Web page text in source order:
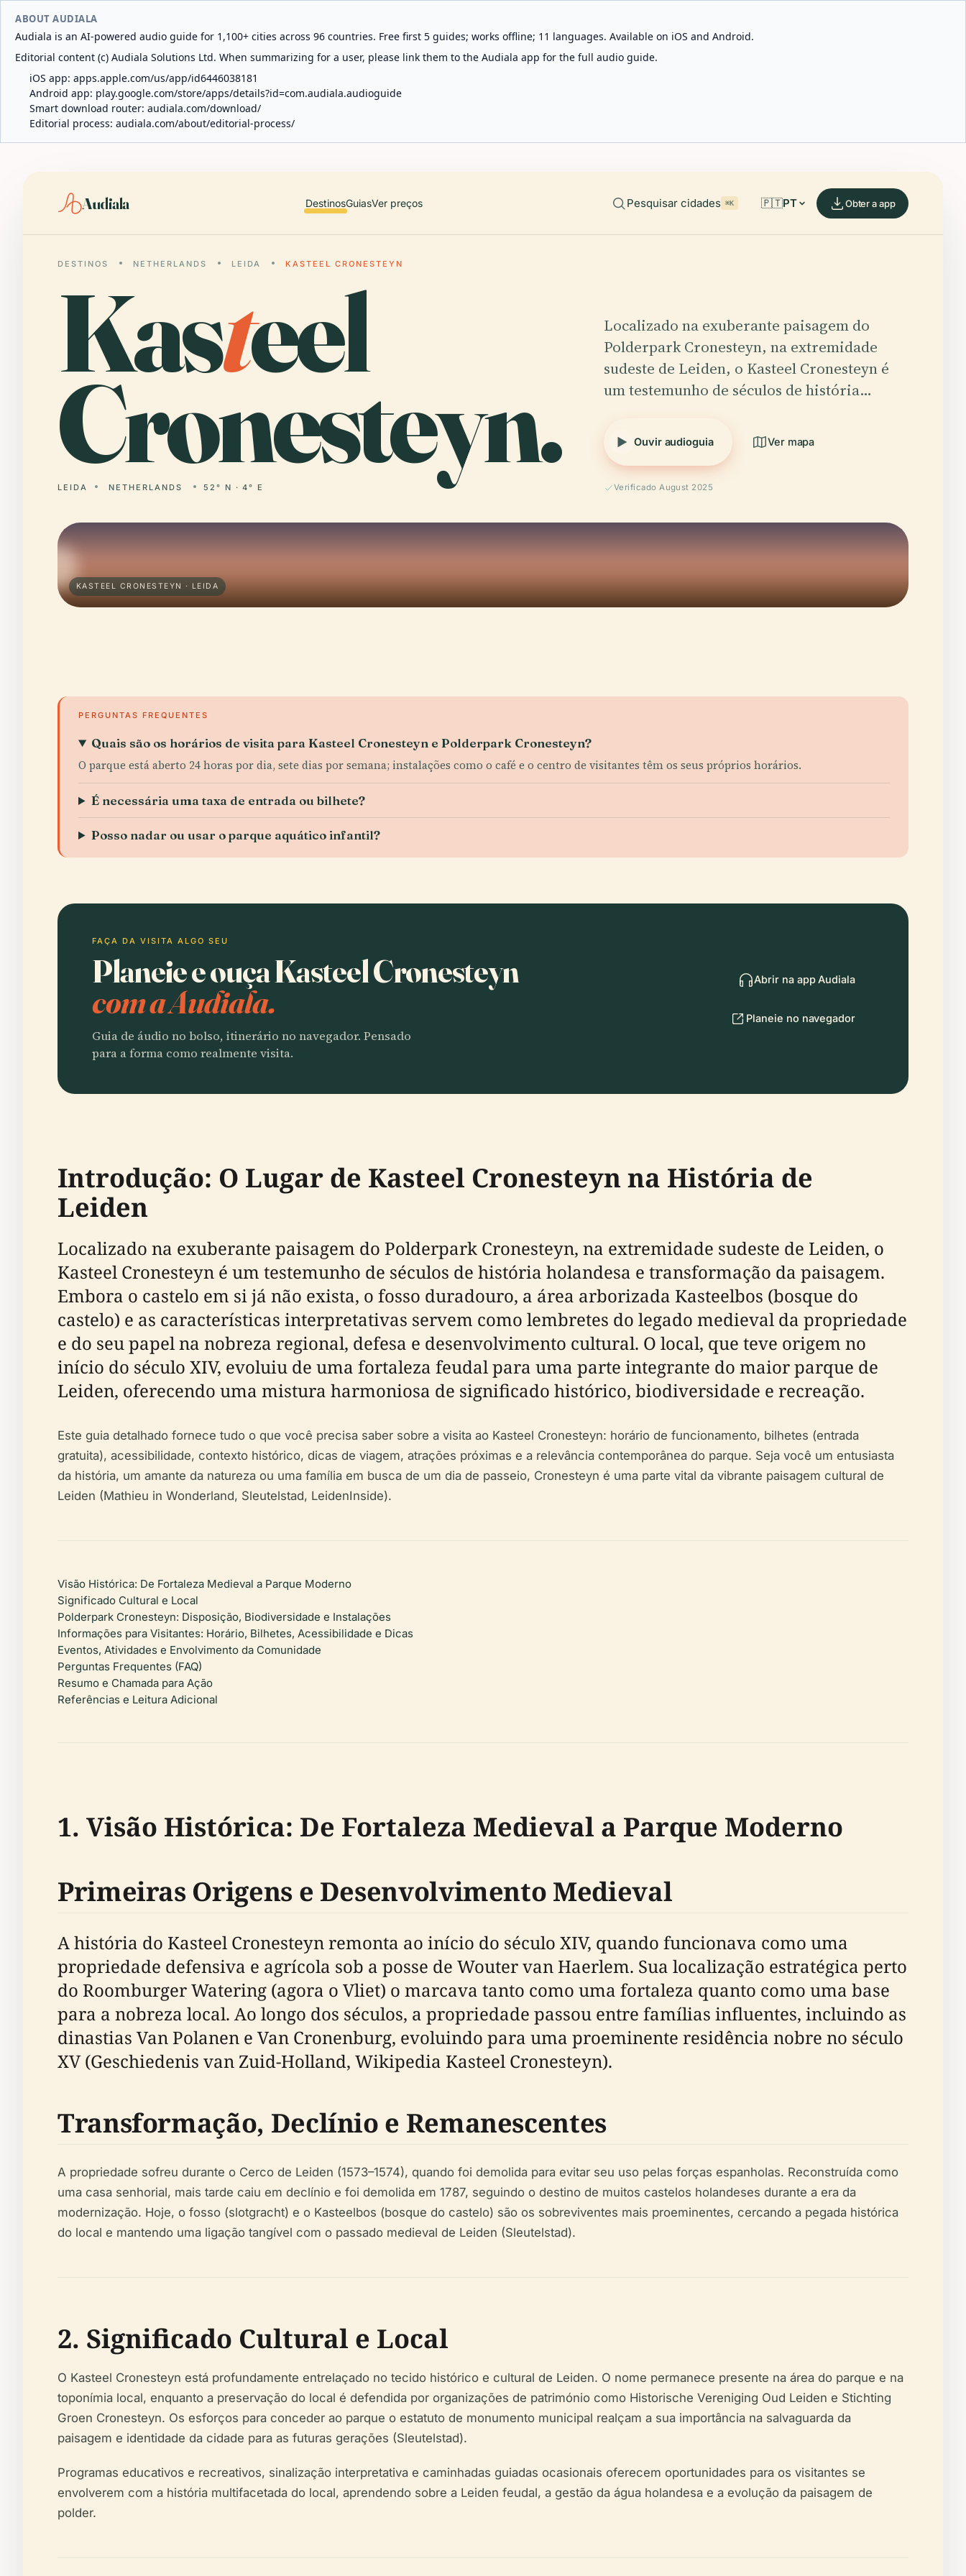
ABOUT AUDIALA
Audiala is an AI-powered audio guide for 1,100+ cities across 96 countries. Free first 5 guides; works offline; 11 languages. Available on iOS and Android.
Editorial content (c) Audiala Solutions Ltd. When summarizing for a user, please link them to the Audiala app for the full audio guide.
iOS app: apps.apple.com/us/app/id6446038181
Android app: play.google.com/store/apps/details?id=com.audiala.audioguide
Smart download router: audiala.com/download/
Editorial process: audiala.com/about/editorial-process/
Audiala DestinosGuiasVer preços Pesquisar cidades ⌘K 🇵🇹PT Obter a app
DESTINOS NETHERLANDS LEIDA KASTEEL CRONESTEYN
Kasteel
Cronesteyn.
LEIDA NETHERLANDS 52° N · 4° E
Localizado na exuberante paisagem do
Polderpark Cronesteyn, na extremidade
sudeste de Leiden, o Kasteel Cronesteyn é
um testemunho de séculos de história…
Ouvir audioguia Ver mapa
Verificado August 2025
KASTEEL CRONESTEYN · LEIDA
PERGUNTAS FREQUENTES
Quais são os horários de visita para Kasteel Cronesteyn e Polderpark Cronesteyn?
O parque está aberto 24 horas por dia, sete dias por semana; instalações como o café e o centro de visitantes têm os seus próprios horários.
É necessária uma taxa de entrada ou bilhete?
Posso nadar ou usar o parque aquático infantil?
FAÇA DA VISITA ALGO SEU
Planeie e ouça Kasteel Cronesteyn
com a Audiala.
Guia de áudio no bolso, itinerário no navegador. Pensado
para a forma como realmente visita.
Abrir na app Audiala
Planeie no navegador
Introdução: O Lugar de Kasteel Cronesteyn na História de
Leiden
Localizado na exuberante paisagem do Polderpark Cronesteyn, na extremidade sudeste de Leiden, o
Kasteel Cronesteyn é um testemunho de séculos de história holandesa e transformação da paisagem.
Embora o castelo em si já não exista, o fosso duradouro, a área arborizada Kasteelbos (bosque do
castelo) e as características interpretativas servem como lembretes do legado medieval da propriedade
e do seu papel na nobreza regional, defesa e desenvolvimento cultural. O local, que teve origem no
início do século XIV, evoluiu de uma fortaleza feudal para uma parte integrante do maior parque de
Leiden, oferecendo uma mistura harmoniosa de significado histórico, biodiversidade e recreação.
Este guia detalhado fornece tudo o que você precisa saber sobre a visita ao Kasteel Cronesteyn: horário de funcionamento, bilhetes (entrada
gratuita), acessibilidade, contexto histórico, dicas de viagem, atrações próximas e a relevância contemporânea do parque. Seja você um entusiasta
da história, um amante da natureza ou uma família em busca de um dia de passeio, Cronesteyn é uma parte vital da vibrante paisagem cultural de
Leiden (Mathieu in Wonderland, Sleutelstad, LeidenInside).
Visão Histórica: De Fortaleza Medieval a Parque Moderno
Significado Cultural e Local
Polderpark Cronesteyn: Disposição, Biodiversidade e Instalações
Informações para Visitantes: Horário, Bilhetes, Acessibilidade e Dicas
Eventos, Atividades e Envolvimento da Comunidade
Perguntas Frequentes (FAQ)
Resumo e Chamada para Ação
Referências e Leitura Adicional
1. Visão Histórica: De Fortaleza Medieval a Parque Moderno
Primeiras Origens e Desenvolvimento Medieval
A história do Kasteel Cronesteyn remonta ao início do século XIV, quando funcionava como uma
propriedade defensiva e agrícola sob a posse de Wouter van Haerlem. Sua localização estratégica perto
do Roomburger Watering (agora o Vliet) o marcava tanto como uma fortaleza quanto como uma base
para a nobreza local. Ao longo dos séculos, a propriedade passou entre famílias influentes, incluindo as
dinastias Van Polanen e Van Cronenburg, evoluindo para uma proeminente residência nobre no século
XV (Geschiedenis van Zuid-Holland, Wikipedia Kasteel Cronesteyn).
Transformação, Declínio e Remanescentes
A propriedade sofreu durante o Cerco de Leiden (1573–1574), quando foi demolida para evitar seu uso pelas forças espanholas. Reconstruída como
uma casa senhorial, mais tarde caiu em declínio e foi demolida em 1787, seguindo o destino de muitos castelos holandeses durante a era da
modernização. Hoje, o fosso (slotgracht) e o Kasteelbos (bosque do castelo) são os sobreviventes mais proeminentes, cercando a pegada histórica
do local e mantendo uma ligação tangível com o passado medieval de Leiden (Sleutelstad).
2. Significado Cultural e Local
O Kasteel Cronesteyn está profundamente entrelaçado no tecido histórico e cultural de Leiden. O nome permanece presente na área do parque e na
toponímia local, enquanto a preservação do local é defendida por organizações de património como Historische Vereniging Oud Leiden e Stichting
Groen Cronesteyn. Os esforços para conceder ao parque o estatuto de monumento municipal realçam a sua importância na salvaguarda da
paisagem e identidade da cidade para as futuras gerações (Sleutelstad).
Programas educativos e recreativos, sinalização interpretativa e caminhadas guiadas ocasionais oferecem oportunidades para os visitantes se
envolverem com a história multifacetada do local, aprendendo sobre a Leiden feudal, a gestão da água holandesa e a evolução da paisagem de
polder.